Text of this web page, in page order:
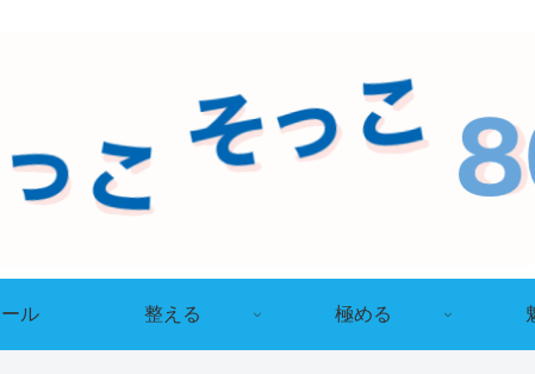
ル 整える 極める